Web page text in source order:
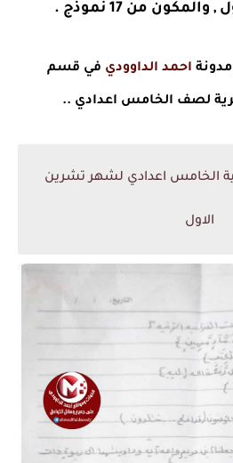
من 17 نموذج .
احمد الداوودي في قسم
لصف الخامس اعدادي ..
الخامس اعدادي لشهر تشرين
الاول